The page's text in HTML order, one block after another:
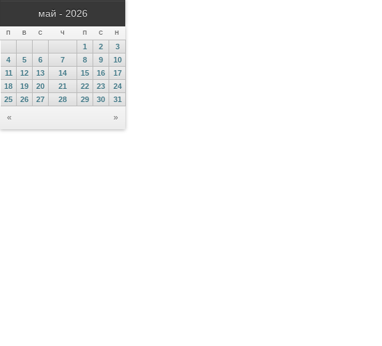
май - 2026
П В С Ч П С Н
« »
1 2
3
4
5 6 7 8 9
10
11
12 13 14 15 16
17
18
19 20 21 22 23
24
25
26 27 28 29 30 31